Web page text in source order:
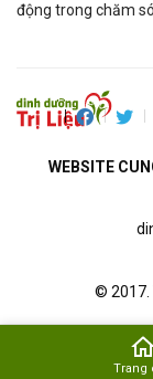
động trong chăm
WEBSITE
© 2017.
Trang